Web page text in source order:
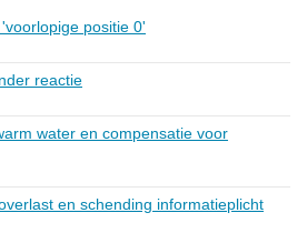
positie 0'
reactie
water en compensatie voor
en schending informatieplicht